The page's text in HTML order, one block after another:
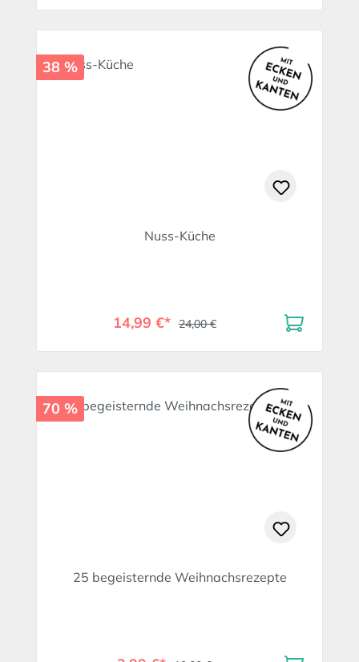
38 %
Nuss-Küche
14,99 €* 24,00 €
70 %
25 begeisternde Weihnachsrezepte